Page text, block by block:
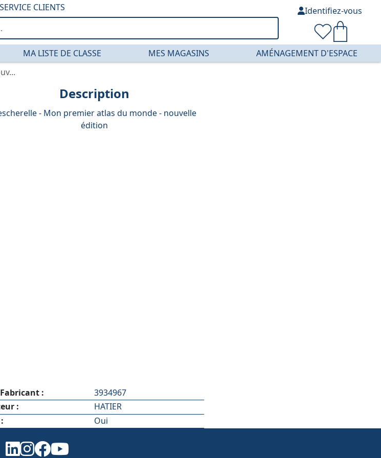
SERVICE CLIENTS
MA LISTE DE CLASSE MES MAGASINS AMÉNAGEMENT D'ESPACE
Identifiez-vous
Description
- Mon premier atlas du monde - nouvelle
édition
:
3934967
:
HATIER
Oui